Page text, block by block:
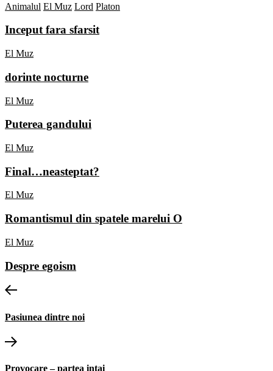
Animalul El Muz Lord Platon
Inceput fara sfarsit
El Muz
dorinte nocturne
El Muz
Puterea gandului
El Muz
Final…neasteptat?
El Muz
Romantismul din spatele marelui O
El Muz
Despre egoism
PostPrevious
Pasiunea dintre noi
Next
Provocare – partea intai